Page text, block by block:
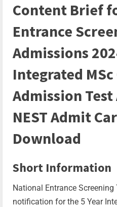
Content Brief
Entrance
Admissions
Integrated MSc
Admission
NEST Admit
Download
Short Information
National Entrance
notification for the 5 Year